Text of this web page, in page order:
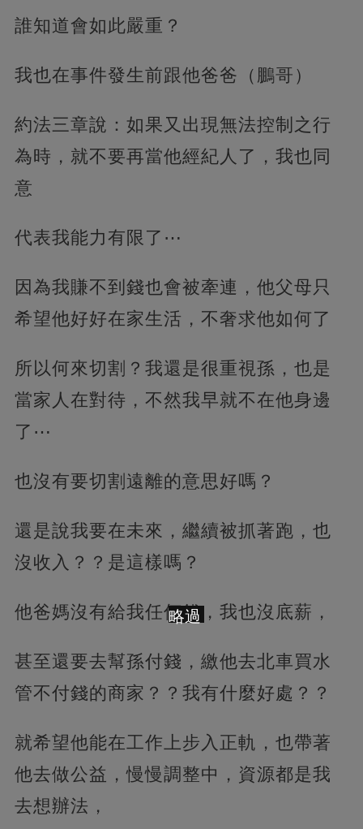
誰知道會如此嚴重？
我也在事件發生前跟他爸爸（鵬哥）
約法三章說：如果又出現無法控制之行
為時，就不要再當他經紀人了，我也同
意
代表我能力有限了⋯
因為我賺不到錢也會被牽連，他父母只
希望他好好在家生活，不奢求他如何了
所以何來切割？我還是很重視孫，也是
當家人在對待，不然我早就不在他身邊
了⋯
也沒有要切割遠離的意思好嗎？
還是說我要在未來，繼續被抓著跑，也
沒收入？？是這樣嗎？
他爸媽沒有給我任何錢，我也沒底薪，
甚至還要去幫孫付錢，繳他去北車買水
管不付錢的商家？？我有什麼好處？？
就希望他能在工作上步入正軌，也帶著
他去做公益，慢慢調整中，資源都是我
去想辦法，
略過